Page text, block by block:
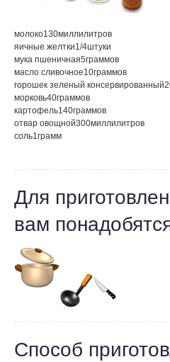
молоко130миллилитров
яичные желтки1/4штуки
мука пшеничная5граммов
масло сливочное10граммов
горошек зеленый консервированный
морковь40граммов
картофель140граммов
отвар овощной300миллилитров
соль1грамм
Для
вам
Способ